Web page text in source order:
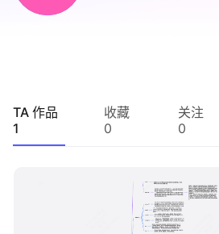
企业服务
TA 作品
1
收藏
0
关注
0